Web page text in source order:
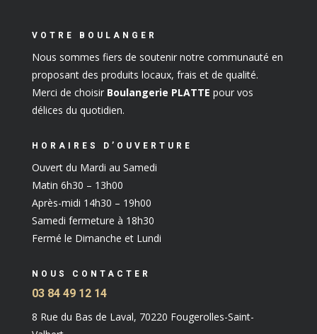
VOTRE BOULANGER
Nous sommes fiers de soutenir notre communauté en
proposant des produits locaux, frais et de qualité.
Merci de choisir Boulangerie PLATTE pour vos
délices du quotidien.
HORAIRES D’OUVERTURE
Ouvert du Mardi au Samedi
Matin 6h30 – 13h00
Après-midi 14h30 – 19h00
Samedi fermeture à 18h30
Fermé le Dimanche et Lundi
NOUS CONTACTER
03 84 49 12 14
8 Rue du Bas de Laval, 70220 Fougerolles-Saint-